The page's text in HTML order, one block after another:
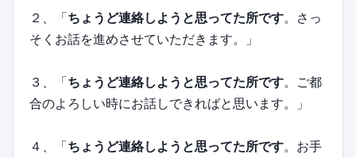
２、「ちょうど連絡しようと思ってた所です。さっ
そくお話を進めさせていただきます。」
３、「ちょうど連絡しようと思ってた所です。ご都
合のよろしい時にお話しできればと思います。」
４、「ちょうど連絡しようと思ってた所です。お手